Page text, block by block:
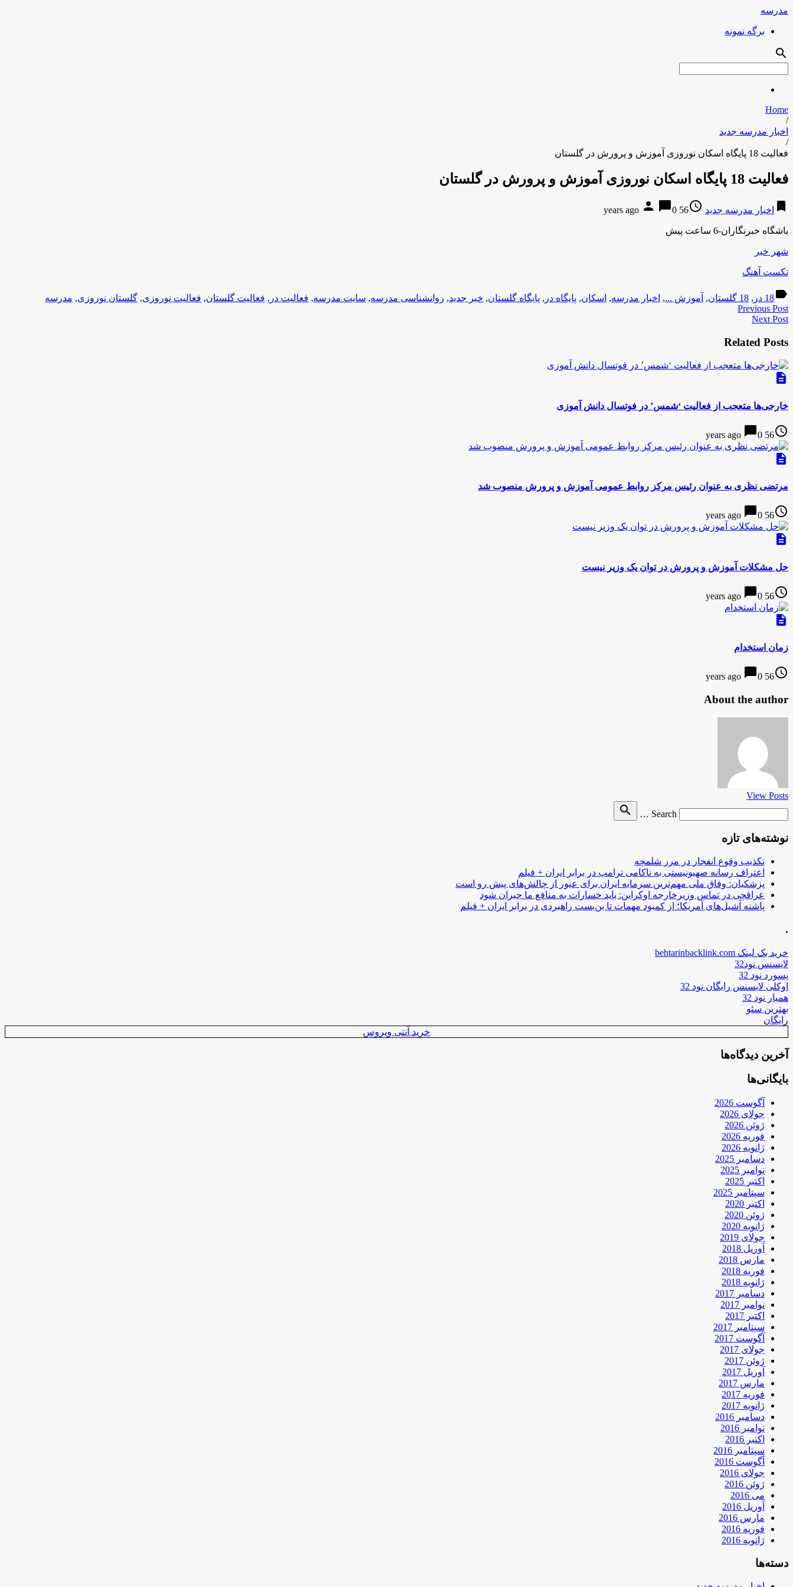
مدرسه
برگه نمونه
search
Home
/
اخبار مدرسه جدید
/
فعالیت 18 پایگاه اسکان نوروزی آموزش و پرورش در گلستان
فعالیت 18 پایگاه اسکان نوروزی آموزش و پرورش در گلستان
bookmark اخبار مدرسه جدید access_time
56 years ago
person chat_bubble0
باشگاه خبرنگاران-6 ساعت پیش
شهر خبر
تکست آهنگ
label18 در , 18 گلستان , آموزش ..., اخبار مدرسه, اسکان, پایگاه در , پایگاه گلستان, خبر جدید, روانشناسی مدرسه, سایت مدرسه, فعالیت در , فعالیت گلستان, فعالیت نوروزی, گلستان نوروزی, مدرسه
Previous Post
Next Post
Related Posts
description
خارجی‌ها متعجب از فعالیت ‘شمس’ در فوتسال دانش آموزی
access_time
56 years ago
chat_bubble0
description
مرتضی نظری به عنوان رئیس مرکز روابط عمومی آموزش و پرورش منصوب شد
access_time
56 years ago
chat_bubble0
description
حل مشکلات آموزش و پرورش در توان یک وزیر نیست
access_time
56 years ago
chat_bubble0
description
زمان استخدام
access_time
56 years ago
chat_bubble0
About the author
View Posts
Search …
search
نوشته‌های تازه
تکذیب وقوع انفجار در مرز شلمچه
اعتراف رسانه صهیونیستی به ناکامی ترامپ در برابر ایران + فیلم
پزشکیان: وفاق ملی مهم‌ترین سرمایه ایران برای عبور از چالش‌های پیش رو است
عراقچی در تماس وزیرخارجه اوکراین: باید خسارات به منافع ما جبران شود
پاشنه آشیل‌های آمریکا؛ از کمبود مهمات تا بن‌بست راهبردی در برابر ایران + فیلم
.
خرید بک لینک behtarinbacklink.com
لایسنس نود32
پسورد نود 32
اوکلی لایسنس رایگان نود 32
همیار نود 32
بهترین سئو
رایگان
خرید آنتی ویروس
آخرین دیدگاه‌ها
بایگانی‌ها
آگوست 2026
جولای 2026
ژوئن 2026
فوریه 2026
ژانویه 2026
دسامبر 2025
نوامبر 2025
اکتبر 2025
سپتامبر 2025
اکتبر 2020
ژوئن 2020
ژانویه 2020
جولای 2019
آوریل 2018
مارس 2018
فوریه 2018
ژانویه 2018
دسامبر 2017
نوامبر 2017
اکتبر 2017
سپتامبر 2017
آگوست 2017
جولای 2017
ژوئن 2017
آوریل 2017
مارس 2017
فوریه 2017
ژانویه 2017
دسامبر 2016
نوامبر 2016
اکتبر 2016
سپتامبر 2016
آگوست 2016
جولای 2016
ژوئن 2016
می 2016
آوریل 2016
مارس 2016
فوریه 2016
ژانویه 2016
دسته‌ها